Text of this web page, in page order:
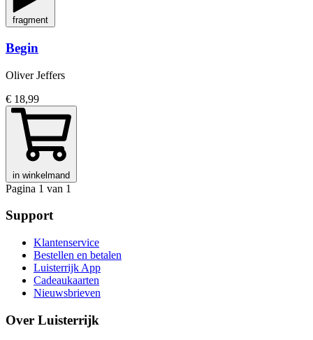
fragment
Begin
Oliver Jeffers
€ 18,99
in winkelmand
Pagina 1 van 1
Support
Klantenservice
Bestellen en betalen
Luisterrijk App
Cadeaukaarten
Nieuwsbrieven
Over Luisterrijk